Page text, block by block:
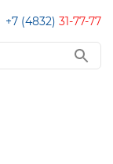
+7 (4832) 31-77-77